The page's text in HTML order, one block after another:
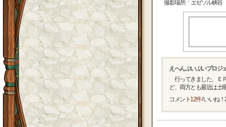
撮影場所「エゼソル峡
えへんぷいぷいプロジ
行ってきました、Ｅ
ど、両方とも最近は土
コメント12件/ いいね！